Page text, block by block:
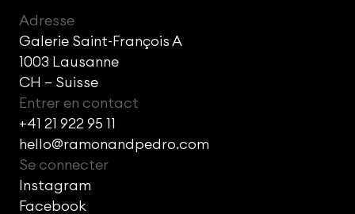
Adresse
Galerie Saint-François A
1003 Lausanne
CH – Suisse
Entrer en contact
+41 21 922 95 11
hello@ramonandpedro.com
Se connecter
Instagram
Facebook